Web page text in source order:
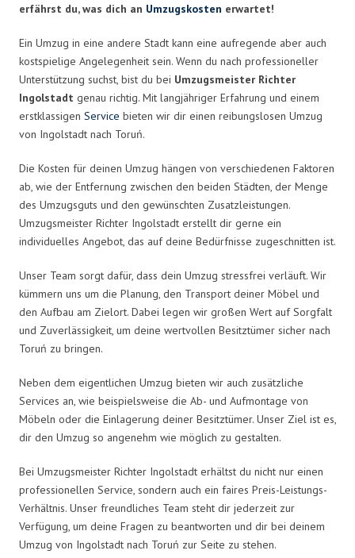
erfährst du, was dich an Umzugskosten erwartet!
Ein Umzug in eine andere Stadt kann eine aufregende aber auch
kostspielige Angelegenheit sein. Wenn du nach professioneller
Unterstützung suchst, bist du bei Umzugsmeister Richter
Ingolstadt genau richtig. Mit langjähriger Erfahrung und einem
erstklassigen Service bieten wir dir einen reibungslosen Umzug
von Ingolstadt nach Toruń.
Die Kosten für deinen Umzug hängen von verschiedenen Faktoren
ab, wie der Entfernung zwischen den beiden Städten, der Menge
des Umzugsguts und den gewünschten Zusatzleistungen.
Umzugsmeister Richter Ingolstadt erstellt dir gerne ein
individuelles Angebot, das auf deine Bedürfnisse zugeschnitten ist.
Unser Team sorgt dafür, dass dein Umzug stressfrei verläuft. Wir
kümmern uns um die Planung, den Transport deiner Möbel und
den Aufbau am Zielort. Dabei legen wir großen Wert auf Sorgfalt
und Zuverlässigkeit, um deine wertvollen Besitztümer sicher nach
Toruń zu bringen.
Neben dem eigentlichen Umzug bieten wir auch zusätzliche
Services an, wie beispielsweise die Ab- und Aufmontage von
Möbeln oder die Einlagerung deiner Besitztümer. Unser Ziel ist es,
dir den Umzug so angenehm wie möglich zu gestalten.
Bei Umzugsmeister Richter Ingolstadt erhältst du nicht nur einen
professionellen Service, sondern auch ein faires Preis-Leistungs-
Verhältnis. Unser freundliches Team steht dir jederzeit zur
Verfügung, um deine Fragen zu beantworten und dir bei deinem
Umzug von Ingolstadt nach Toruń zur Seite zu stehen.